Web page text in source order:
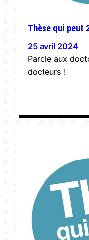
Thèse qui peut
25 avril 2024
Parole aux
docteurs !